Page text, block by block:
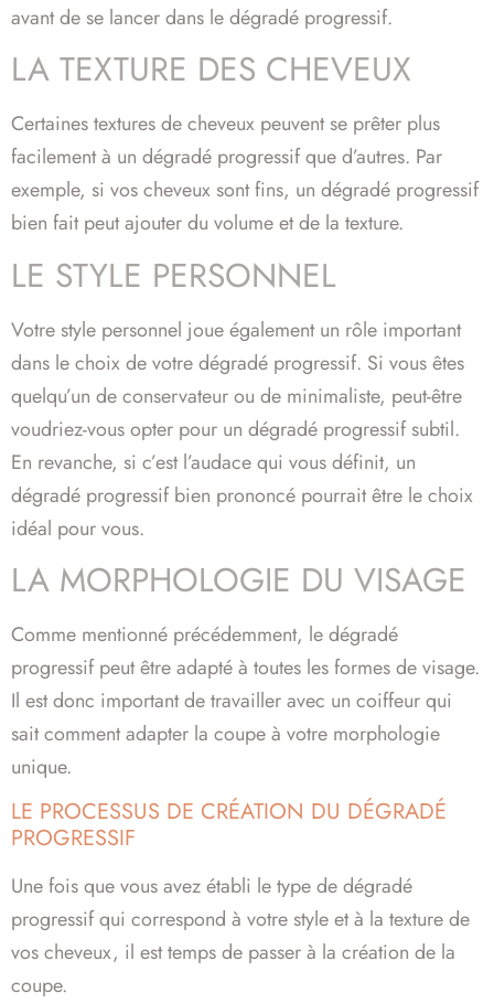
avant de se lancer dans le dégradé progressif.
LA TEXTURE DES CHEVEUX
Certaines textures de cheveux peuvent se prêter plus
facilement à un dégradé progressif que d’autres. Par
exemple, si vos cheveux sont fins, un dégradé progressif
bien fait peut ajouter du volume et de la texture.
LE STYLE PERSONNEL
Votre style personnel joue également un rôle important
dans le choix de votre dégradé progressif. Si vous êtes
quelqu’un de conservateur ou de minimaliste, peut-être
voudriez-vous opter pour un dégradé progressif subtil.
En revanche, si c’est l’audace qui vous définit, un
dégradé progressif bien prononcé pourrait être le choix
idéal pour vous.
LA MORPHOLOGIE DU VISAGE
Comme mentionné précédemment, le dégradé
progressif peut être adapté à toutes les formes de visage.
Il est donc important de travailler avec un coiffeur qui
sait comment adapter la coupe à votre morphologie
unique.
LE PROCESSUS DE CRÉATION DU DÉGRADÉ
PROGRESSIF
Une fois que vous avez établi le type de dégradé
progressif qui correspond à votre style et à la texture de
vos cheveux, il est temps de passer à la création de la
coupe.